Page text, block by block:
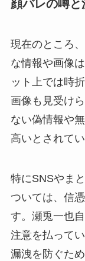
顔バレの噂
現在のところ
な情報や画像
ット上では時
画像も見受け
ない偽情報や
高いとされてい
特にSNSやま
ついては、信
す。瀬兎一也
注意を払って
漏洩を防ぐた